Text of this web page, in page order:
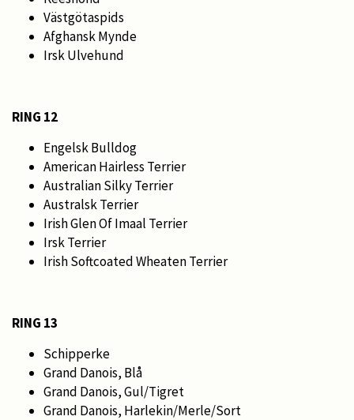
Västgötaspids
Afghansk Mynde
Irsk Ulvehund
RING 12
Engelsk Bulldog
American Hairless Terrier
Australian Silky Terrier
Australsk Terrier
Irish Glen Of Imaal Terrier
Irsk Terrier
Irish Softcoated Wheaten Terrier
RING 13
Schipperke
Grand Danois, Blå
Grand Danois, Gul/Tigret
Grand Danois, Harlekin/Merle/Sort